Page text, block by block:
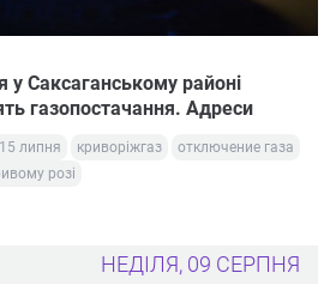
у Саксаганському районі
газопостачання. Адреси
липня криворіжгаз
отключение газа
розі
НЕДІЛЯ, 09 СЕРПНЯ